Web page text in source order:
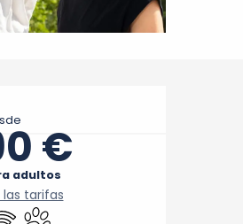
datos de
€
adultos
tarifas
Se aceptan animales